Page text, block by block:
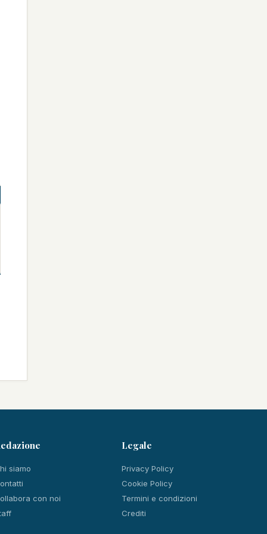
siamo
con noi
Legale
Privacy Policy
Cookie Policy
Termini e condizioni
Crediti